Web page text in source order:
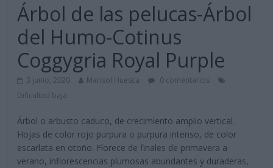
Árbol de las pelucas-Árbol
del Humo-Cotinus
Coggygria Royal Purple
3 junio, 2020 Marisol Huesca
0 comentarios
Dificultad baja
Árbol o arbusto caduco, de crecimiento amplio vertical.
Hojas de color rojo purpura o purpura intenso, de color
escarlata en otoño. Florece de finales de primavera a
verano, inflorescencias plumosas abundantes y duraderas,